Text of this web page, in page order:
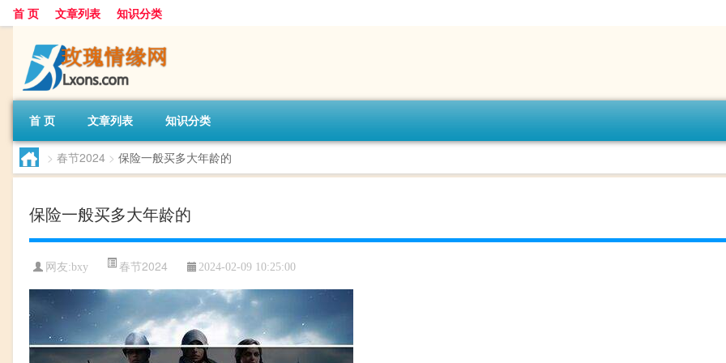
首 页 文章列表 知识分类
首 页 文章列表 知识分类
> 春节2024 > 保险一般买多大年龄的
保险一般买多大年龄的
网友:bxy 春节2024 2024-02-09 10:25:00